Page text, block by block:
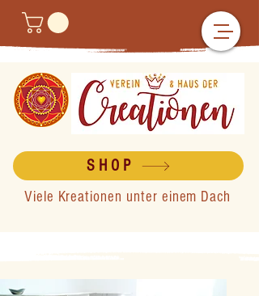
SHOP
Viele Kreationen unter einem Dach